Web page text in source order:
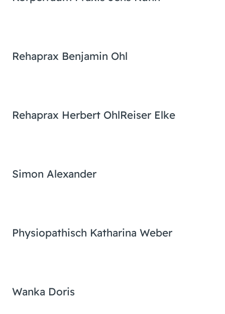
Rehaprax Benjamin Ohl
Rehaprax Herbert OhlReiser Elke
Simon Alexander
Physiopathisch Katharina Weber
Wanka Doris